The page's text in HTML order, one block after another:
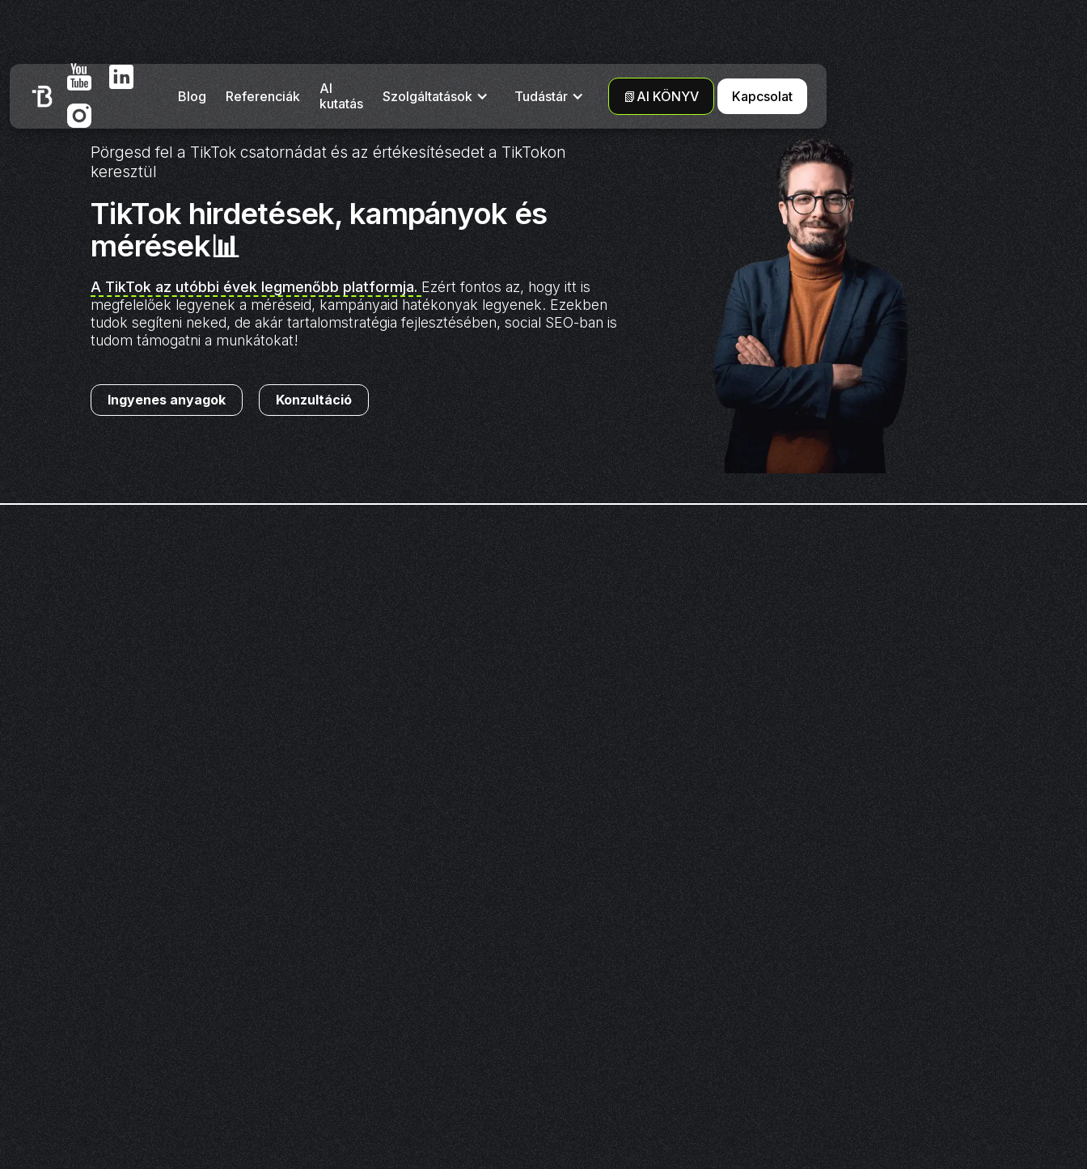
Blog Referenciák
AI
kutatás
Szolgáltatások Tudástár 📗AI KÖNYV Kapcsolat
Pörgesd fel a TikTok csatornádat és az értékesítésedet a TikTokon
keresztül
TikTok hirdetések, kampányok és
mérések📊
A TikTok az utóbbi évek legmenőbb platformja. Ezért fontos az, hogy itt is
megfelelőek legyenek a méréseid, kampányaid hatékonyak legyenek. Ezekben
tudok segíteni neked, de akár tartalomstratégia fejlesztésében, social SEO-ban is
tudom támogatni a munkátokat!
Ingyenes anyagok Konzultáció